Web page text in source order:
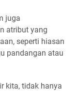
juga
atribut yang
seperti hiasan
pandangan atau
kita, tidak hanya